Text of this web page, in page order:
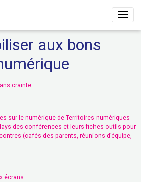
aux bons
crainte
sur le numérique de Territoires numériques
des conférences et leurs fiches-outils pour
(cafés des parents, réunions d’équipe,
écrans